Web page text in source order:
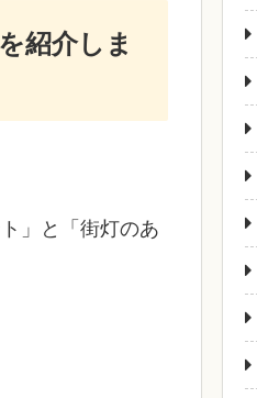
紹介しま
」と「街灯のあ